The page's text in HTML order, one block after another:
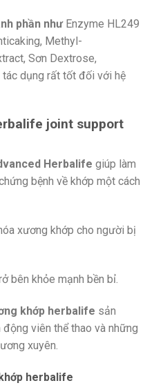
phần nhưEnzyme HL249
Methyl-
Sơn Dextrose,
dụng rất tốt đối với hệ
joint support
Herbalife giúp làm
bệnh về khớp một cách
xương khớp cho người bị
bên khỏe mạnh bền bỉ.
khớp herbalife sản
viên thể thao và những
xuyên.
herbalife